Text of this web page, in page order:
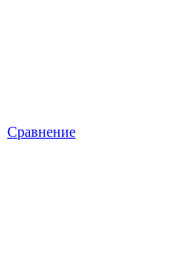
Сравнение